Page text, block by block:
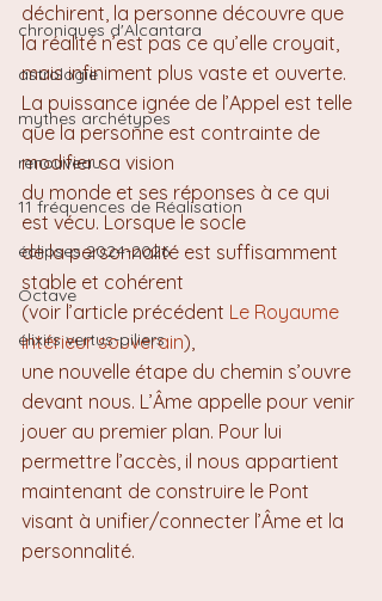
chroniques d'Alcantara
astrologie
mythes archétypes
renouveau
11 fréquences de Réalisation
éclipses 2024-2026
Octave
élixirs vertus-piliers
déchirent, la personne découvre que
la réalité n’est pas ce qu’elle croyait,
mais infiniment plus vaste et ouverte.
La puissance ignée de l’Appel est telle
que la personne est contrainte de
modifier sa vision
du monde et ses réponses à ce qui
est vécu. Lorsque le socle
de la personnalité est suffisamment
stable et cohérent
(voir l’article précédent Le Royaume
intérieur souverain),
une nouvelle étape du chemin s’ouvre
devant nous. L’Âme appelle pour venir
jouer au premier plan. Pour lui
permettre l’accès, il nous appartient
maintenant de construire le Pont
visant à unifier/connecter l’Âme et la
personnalité.